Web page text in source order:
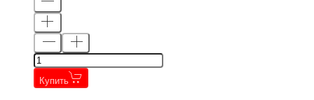
Купить